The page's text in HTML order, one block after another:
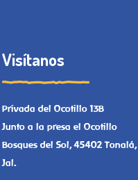
Visítanos
Privada del Ocotillo 13B
Junto a la presa el Ocotillo
Bosques del Sol, 45402 Tonalá,
Jal.